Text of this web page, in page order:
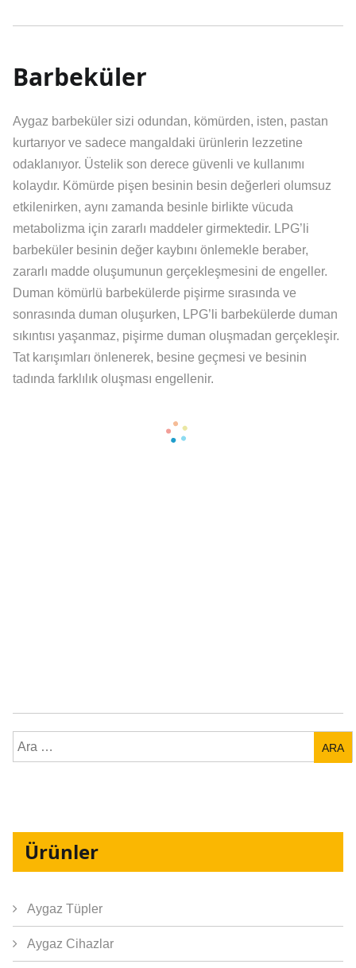
Barbeküler
Aygaz barbeküler sizi odundan, kömürden, isten, pastan
kurtarıyor ve sadece mangaldaki ürünlerin lezzetine
odaklanıyor. Üstelik son derece güvenli ve kullanımı
kolaydır. Kömürde pişen besinin besin değerleri olumsuz
etkilenirken, aynı zamanda besinle birlikte vücuda
metabolizma için zararlı maddeler girmektedir. LPG’li
barbeküler besinin değer kaybını önlemekle beraber,
zararlı madde oluşumunun gerçekleşmesini de engeller.
Duman kömürlü barbekülerde pişirme sırasında ve
sonrasında duman oluşurken, LPG’li barbekülerde duman
sıkıntısı yaşanmaz, pişirme duman oluşmadan gerçekleşir.
Tat karışımları önlenerek, besine geçmesi ve besinin
tadında farklılık oluşması engellenir.
Arama:
Ürünler
Aygaz Tüpler
Aygaz Cihazlar